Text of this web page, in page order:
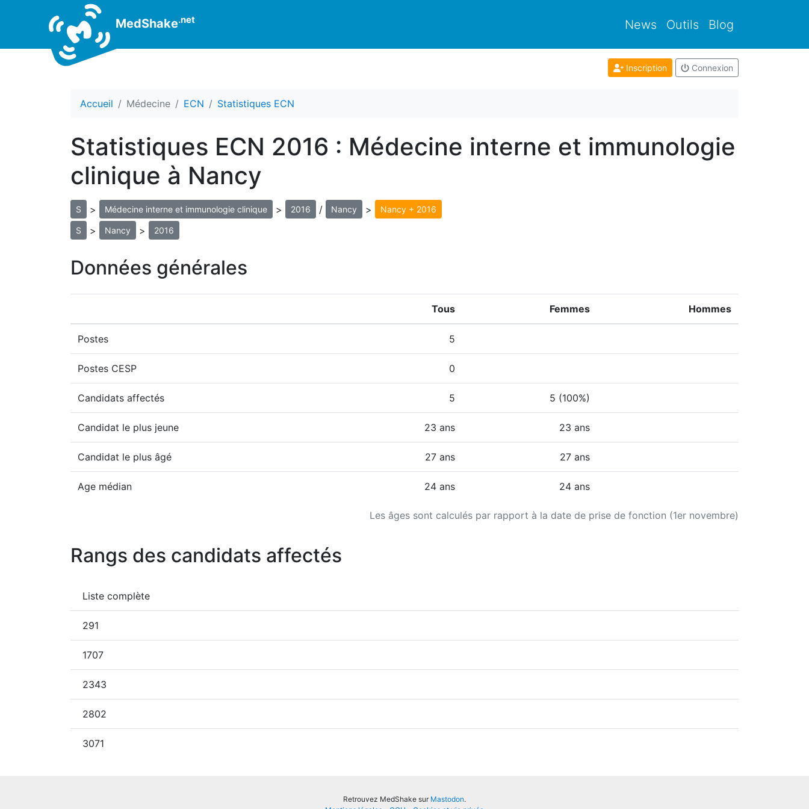
MedShake.net News Outils Blog
Inscription Connexion
Accueil Médecine ECN Statistiques ECN
Statistiques ECN 2016 : Médecine interne et immunologie
clinique à Nancy
S > Médecine interne et immunologie clinique > 2016 / Nancy > Nancy + 2016
S > Nancy > 2016
Données générales
Les âges sont calculés par rapport à la date de prise de fonction (1er novembre)
Tous Femmes Hommes
Postes 5
Postes CESP 0
Candidats affectés 5 5 (100%)
Candidat le plus jeune 23 ans 23 ans
Candidat le plus âgé 27 ans 27 ans
Age médian 24 ans 24 ans
Rangs des candidats affectés
Liste complète
291
1707
2343
2802
3071
Retrouvez MedShake sur Mastodon.